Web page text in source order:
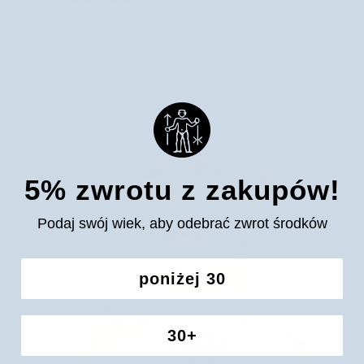
5% zwrotu z zakupów!
Podaj swój wiek, aby odebrać zwrot środków
poniżej 30
30+